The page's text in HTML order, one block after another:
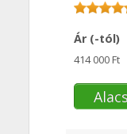
Ár (-tól)
414 000 Ft